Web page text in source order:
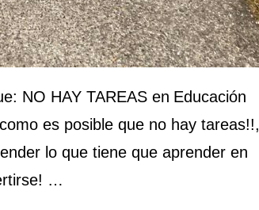
NO HAY TAREAS en Educación
es posible que no hay tareas!!,
lo que tiene que aprender en
…